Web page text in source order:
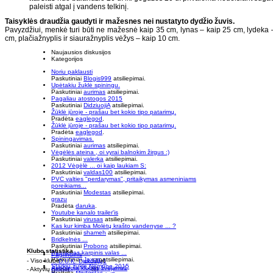
paleisti atgal į vandens telkinį.
Taisyklės draudžia gaudyti ir mažesnes nei nustatyto dydžio žuvis.
Pavyzdžiui, menkė turi būti ne mažesnė kaip 35 cm, lynas – kaip 25 cm, lydeka
cm, plačiažnyplis ir siauražnyplis vėžys – kaip 10 cm.
Naujausios diskusijos
Kategorijos
Noriu paklausti
Paskutiniai Blogis999 atsiliepimai.
Upėtakiu žuklė spiningu.
Paskutiniai aurimas atsiliepimai.
Pagaliau atostogos 2015
Paskutiniai DidziuojiA atsiliepimai.
Žūklė jūroje - prašau bet kokio tipo patarimų.
Pradėta eaglegod
Žūklė jūroje - prašau bet kokio tipo patarimų.
Pradėta eaglegod
Spiningavimas.
Paskutiniai aurimas atsiliepimai.
Vėgėlės ateina , oi vyrai balnokim žirgus :)
Paskutiniai valerka atsiliepimai.
2012 Vėgėlė ... oi kaip laukiam S:
Paskutiniai valdas100 atsiliepimai.
PVC valties "perdarymas", pritaikymas asmeniniams
poreikiams...
Paskutiniai Modestas atsiliepimai.
grazu
Pradėta daruka
Youtube kanalo trailer'is
Paskutiniai virusas atsiliepimai.
Kas kur kimba Molėtų krašto vandenyse ... ?
Paskutiniai shameh atsiliepimai.
Bridkelnės ...
Paskutiniai Probono atsiliepimai.
Paprastas karpinis valas ...
PaskutiniaiJaxonatsiliepimai.
Starkių žūklė Nemune 2015
Pagrindinis
... D.U.K. Diskusijų1
Asociacija klubas žvejams1
Klubo statistika
- Viso klube
: 1196
- Aktyvių grupių
: 60